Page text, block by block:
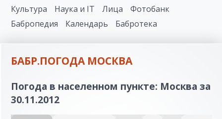
Культура
Наука и IT Лица
Фотобанк
Бабропедия
Календарь Бабротека
БАБР.ПОГОДА МОСКВА
Погода в населенном пункте: Москва за
30.11.2012